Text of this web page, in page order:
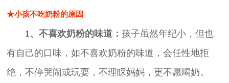
★小孩不吃奶粉的原因
1、不喜欢奶粉的味道： 孩子虽然年纪小，但也
有自己的口味，如不喜欢奶粉的味道，会任性地拒
绝，不停哭闹或玩耍，不理睬妈妈，更不愿喝奶。